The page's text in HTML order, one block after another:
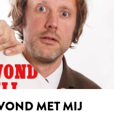
MET MIJ